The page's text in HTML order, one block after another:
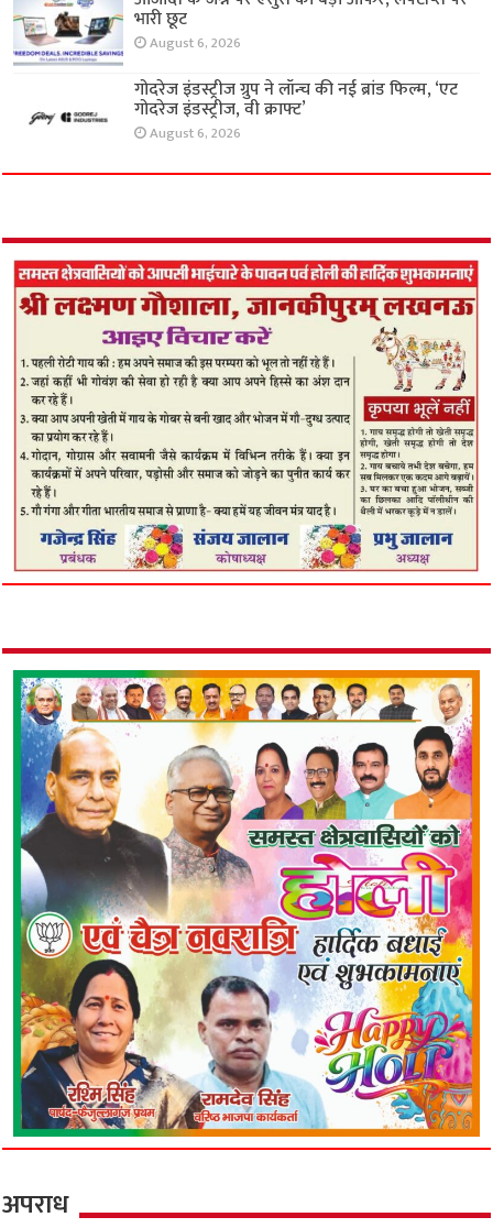
भारी छूट
August 6, 2026
गोदरेज इंडस्ट्रीज ग्रुप ने लॉन्च की नई ब्रांड फिल्म, ‘एट
गोदरेज इंडस्ट्रीज, वी क्राफ्ट’
August 6, 2026
अपराध